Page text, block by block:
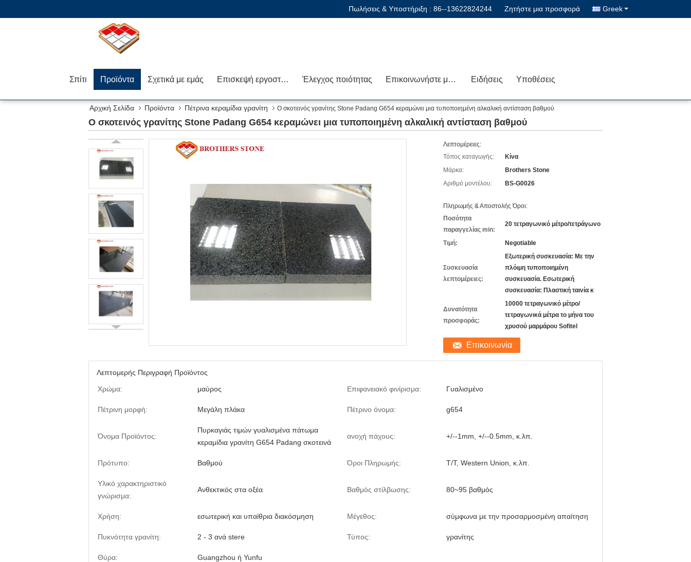
Πωλήσεις & Υποστήριξη : 86--13622824244 Ζητήστε μια προσφορά Greek
Σπίτι Προϊόντα Σχετικά με εμάς Επισκεψή εργοστασίου Έλεγχος ποιότητας Επικοινωνήστε μαζί μας Ειδήσεις Υποθέσεις
Αρχική Σελίδα Προϊόντα Πέτρινα κεραμίδια γρανίτη Ο σκοτεινός γρανίτης Stone Padang G654 κεραμώνει μια τυποποιημένη αλκαλική αντίσταση βαθμού
Ο σκοτεινός γρανίτης Stone Padang G654 κεραμώνει μια τυποποιημένη αλκαλική αντίσταση βαθμού
Λεπτομέρειες:
Τόπος καταγωγής:
Κίνα
Μάρκα:
Brothers Stone
Αριθμό μοντέλου:
BS-G0026
Πληρωμής & Αποστολής Όροι:
Ποσότητα
παραγγελίας min:
20 τετραγωνικό μέτρο/τετράγωνο
Τιμή: Negotiable
Συσκευασία
λεπτομέρειες:
Εξωτερική συσκευασία: Με την
πλόιμη τυποποιημένη
συσκευασία. Εσωτερική
συσκευασία: Πλαστική ταινία κ
Δυνατότητα
προσφοράς:
10000 τετραγωνικό μέτρο/
τετραγωνικά μέτρα το μήνα του
χρυσού μαρμάρου Sofitel
Επικοινωνία
Λεπτομερής Περιγραφή Προϊόντος
Χρώμα:
μαύρος Επιφανειακό φινίρισμα: Γυαλισμένο
Πέτρινη μορφή: Μεγάλη πλάκα Πέτρινο όνομα: g654
Όνομα Προϊόντος:
Πυρκαγιάς τιμών γυαλισμένα πάτωμα
κεραμίδια γρανίτη G654 Padang σκοτεινά
ανοχή πάχους: +/--1mm, +/--0.5mm, κ.λπ.
Πρότυπο: Βαθμού Όροι Πληρωμής: T/T, Western Union, κ.λπ.
Υλικό χαρακτηριστικό
γνώρισμα:
Ανθεκτικός στα οξέα Βαθμός στίλβωσης: 80~95 βαθμός
Χρήση: εσωτερική και υπαίθρια διακόσμηση Μέγεθος: σύμφωνα με την προσαρμοσμένη απαίτηση
Πυκνότητα γρανίτη: 2 - 3 ανά stere Τύπος: γρανίτης
Θύρα: Guangzhou ή Yunfu